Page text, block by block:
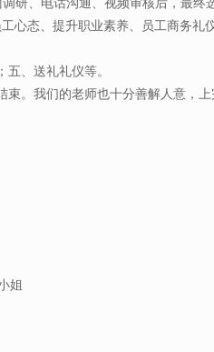
心态、提升职业素养、员工商务礼
、送礼礼仪等。
。我们的老师也十分善解人意，
姐